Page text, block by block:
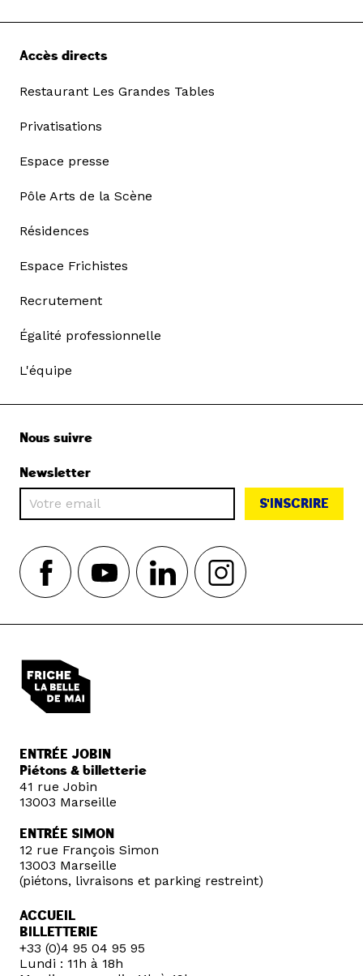
Accès directs
Restaurant Les Grandes Tables
Privatisations
Espace presse
Pôle Arts de la Scène
Résidences
Espace Frichistes
Recrutement
Égalité professionnelle
L'équipe
Nous suivre
Newsletter
S'INSCRIRE
ENTRÉE JOBIN
Piétons & billetterie
41 rue Jobin
13003 Marseille
ENTRÉE SIMON
12 rue François Simon
13003 Marseille
(piétons, livraisons et parking restreint)
ACCUEIL
BILLETTERIE
+33 (0)4 95 04 95 95
Lundi : 11h à 18h